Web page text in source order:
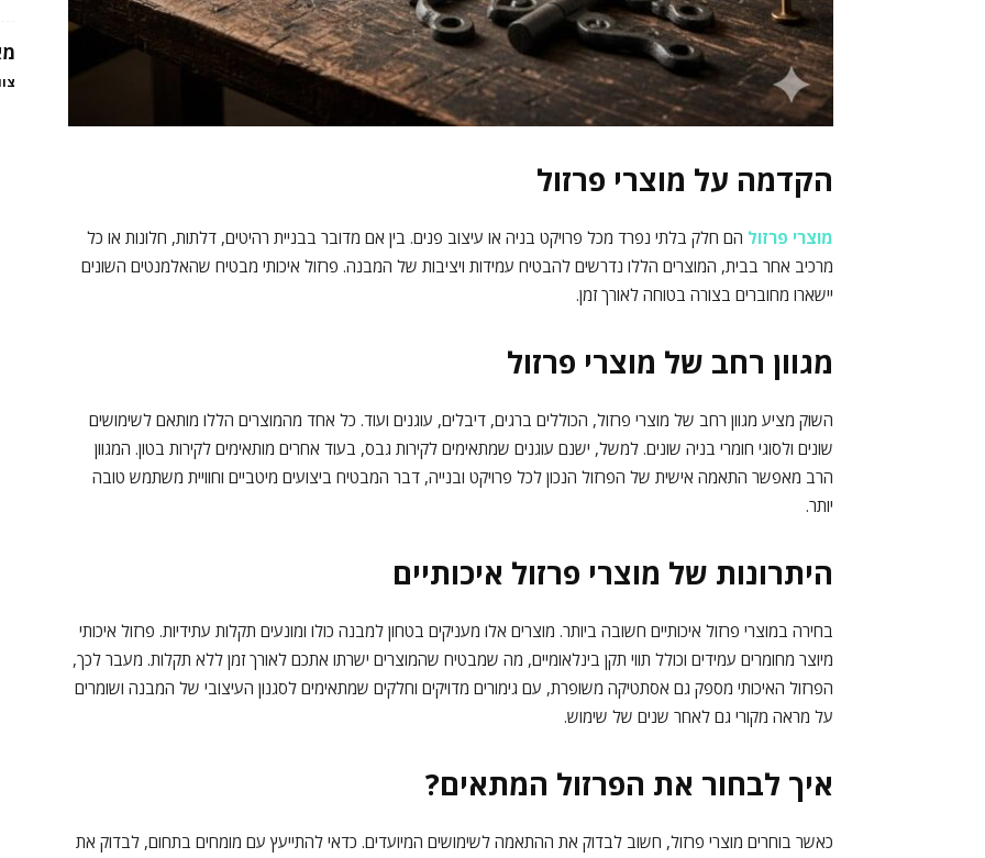
הקדמה על מוצרי פרזול
מוצרי פרזול הם חלק בלתי נפרד מכל פרויקט בניה או עיצוב פנים. בין אם מדובר בבניית רהיטים, דלתות, חלונות או כל
מרכיב אחר בבית, המוצרים הללו נדרשים להבטיח עמידות ויציבות של המבנה. פרזול איכותי מבטיח שהאלמנטים השונים
יישארו מחוברים בצורה בטוחה לאורך זמן.
מגוון רחב של מוצרי פרזול
השוק מציע מגוון רחב של מוצרי פרזול, הכוללים ברגים, דיבלים, עוגנים ועוד. כל אחד מהמוצרים הללו מותאם לשימושים
שונים ולסוגי חומרי בניה שונים. למשל, ישנם עוגנים שמתאימים לקירות גבס, בעוד אחרים מותאימים לקירות בטון. המגוון
הרב מאפשר התאמה אישית של הפרזול הנכון לכל פרויקט ובנייה, דבר המבטיח ביצועים מיטביים וחוויית משתמש טובה
יותר.
היתרונות של מוצרי פרזול איכותיים
בחירה במוצרי פרזול איכותיים חשובה ביותר. מוצרים אלו מעניקים בטחון למבנה כולו ומונעים תקלות עתידיות. פרזול איכותי
מיוצר מחומרים עמידים וכולל תווי תקן בינלאומיים, מה שמבטיח שהמוצרים ישרתו אתכם לאורך זמן ללא תקלות. מעבר לכך,
הפרזול האיכותי מספק גם אסתטיקה משופרת, עם גימורים מדויקים וחלקים שמתאימים לסגנון העיצובי של המבנה ושומרים
על מראה מקורי גם לאחר שנים של שימוש.
איך לבחור את הפרזול המתאים?
כאשר בוחרים מוצרי פרזול, חשוב לבדוק את ההתאמה לשימושים המיועדים. כדאי להתייעץ עם מומחים בתחום, לבדוק את